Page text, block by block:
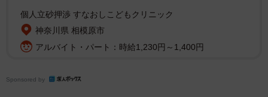
ー誹謗中傷をしていた人が小学生でも訴えることができる
のですか
その子どもに責任能力があるかどうかが争点になるでしょ
個人立砂押渉 すなおしこどもクリニック
神奈川県 相模原市
アルバイト・パート：時給1,230円～1,400円
Sponsored by